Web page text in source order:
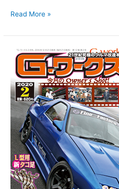
Read More »
【新
案
内】
G
ワ
ー
ク
ス
2020
年
2
月